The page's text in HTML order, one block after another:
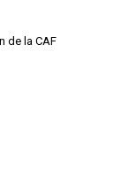
de la CAF